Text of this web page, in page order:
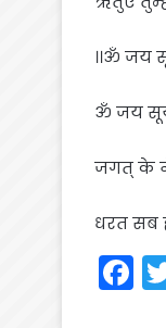
।।ॐ जय
ॐ जय
जगत् के
धरत सब
F
a